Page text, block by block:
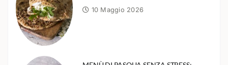
10 Maggio 2026